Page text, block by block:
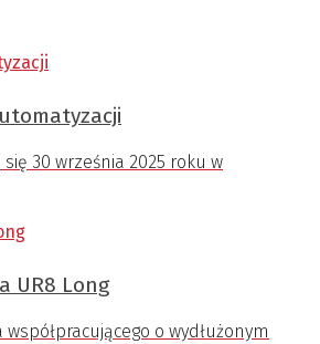
30 września 2025 roku w
UR8 Long
o wydłużonym